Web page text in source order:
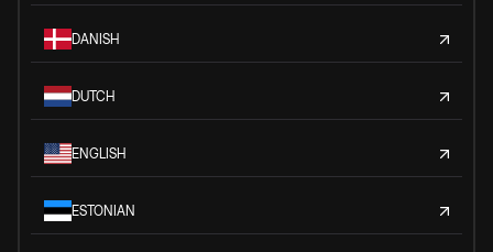
DANISH
DUTCH
ENGLISH
ESTONIAN